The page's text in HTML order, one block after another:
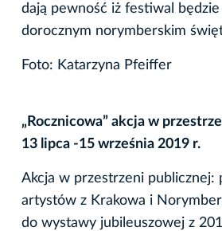
dają pewność iż festiwal
dorocznym norymberskim
Foto: Katarzyna Pfeiffer
„Rocznicowa” akcja w
13 lipca -15 września 2019 r.
Akcja w przestrzeni publicznej:
artystów z Krakowa i
do wystawy jubileuszowej z